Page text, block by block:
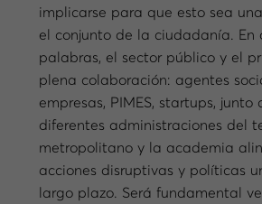
implicarse para que esto sea
el conjunto de la ciudadanía. En
palabras, el sector público y el
plena colaboración: agentes
empresas, PIMES, startups, junto
diferentes administraciones del
metropolitano y la academia
acciones disruptivas y políticas
largo plazo. Será fundamental